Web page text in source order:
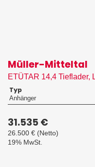
Müller-Mitteltal
ETÜTAR 14,4 Tieflader,
Typ
Anhänger
31.535 €
26.500 € (Netto)
19% MwSt.